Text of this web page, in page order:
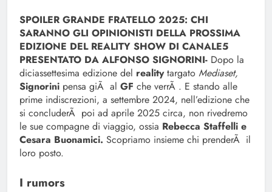
SPOILER GRANDE FRATELLO 2025: CHI
SARANNO GLI OPINIONISTI DELLA PROSSIMA
EDIZIONE DEL REALITY SHOW DI CANALE5
PRESENTATO DA ALFONSO SIGNORINI- Dopo la
diciassettesima edizione del realitytargato Mediaset,
Signorini pensa giÃ al GF che verrÃ . E stando alle
prime indiscrezioni, a settembre 2024, nell’edizione che
si concluderÃ poi ad aprile 2025 circa, non rivedremo
le sue compagne di viaggio, ossia Rebecca Staffelli e
Cesara Buonamici. Scopriamo insieme chi prenderÃ il
loro posto.
I rumors